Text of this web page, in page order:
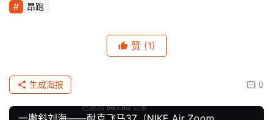
集
昂跑
赞 (1)
0
生成海报